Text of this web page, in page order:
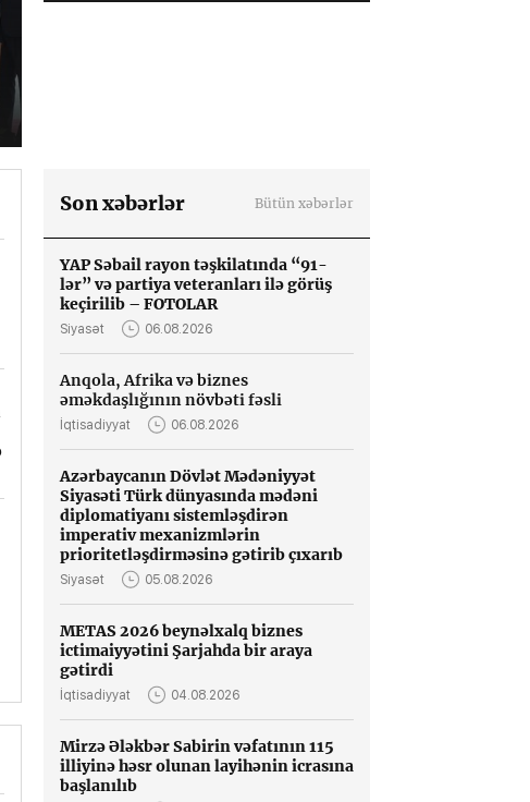
YAP Səbail rayon təşkilatında QHT-
lərlə birgə tədbir keçirilib
Siyasət 29.07.2026
Son xəbərlər Bütün xəbərlər
YAP Səbail rayon təşkilatında “91-
lər” və partiya veteranları ilə görüş
keçirilib – FOTOLAR
Siyasət 06.08.2026
Anqola, Afrika və biznes
əməkdaşlığının növbəti fəsli
İqtisadiyyat 06.08.2026
Azərbaycanın Dövlət Mədəniyyət
Siyasəti Türk dünyasında mədəni
diplomatiyanı sistemləşdirən
imperativ mexanizmlərin
prioritetləşdirməsinə gətirib çıxarıb
Siyasət 05.08.2026
METAS 2026 beynəlxalq biznes
ictimaiyyətini Şarjahda bir araya
gətirdi
İqtisadiyyat 04.08.2026
Mirzə Ələkbər Sabirin vəfatının 115
illiyinə həsr olunan layihənin icrasına
başlanılıb